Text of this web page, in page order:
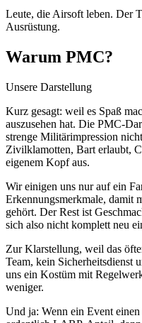
Leute, die Airsoft leben. Der
Ausrüstung.
Warum PMC?
Unsere Darstellung
Kurz gesagt: weil es Spaß
auszusehen hat. Die PMC-
strenge Militärimpression
Zivilklamotten, Bart erlaubt,
eigenem Kopf aus.
Wir einigen uns nur auf ein
Erkennungsmerkmale, damit
gehört. Der Rest ist
sich also nicht komplett neu
Zur Klarstellung, weil das
Team, kein Sicherheitsdienst
uns ein Kostüm mit
weniger.
Und ja: Wenn ein Event